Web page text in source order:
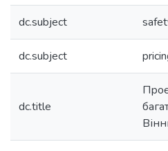
dc.subject
dc.subject
dc.title